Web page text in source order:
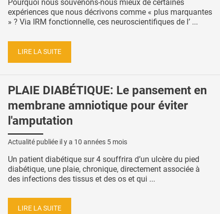
Pourquoi nous souvenons-nous mieux de certaines
expériences que nous décrivons comme « plus marquantes
» ? Via IRM fonctionnelle, ces neuroscientifiques de l’ ...
LIRE LA SUITE
PLAIE DIABÉTIQUE: Le pansement en
membrane amniotique pour éviter
l'amputation
Actualité publiée il y a 10 années 5 mois
Un patient diabétique sur 4 souffrira d’un ulcère du pied
diabétique, une plaie, chronique, directement associée à
des infections des tissus et des os et qui ...
LIRE LA SUITE